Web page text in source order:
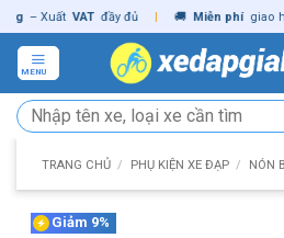
Skip
to
content
Xuất VAT đầy đủ | 🚚 Miễn phí giao hàng
MENU
Tìm
kiếm:
TRANG CHỦ / PHỤ KIỆN XE ĐẠP / NÓN
Giảm 9%